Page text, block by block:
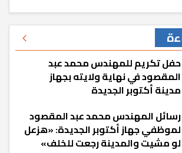
حفل تكريم للمهندس محمد عبد
المقصود في نهاية ولايته بجهاز
مدينة أكتوبر الجديدة
رسائل المهندس محمد عبد المقصود
لموظفي جهاز أكتوبر الجديدة: «هزعل
لو مشيت والمدينة رجعت للخلف»